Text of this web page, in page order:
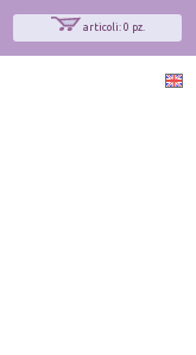
articoli: 0 pz.